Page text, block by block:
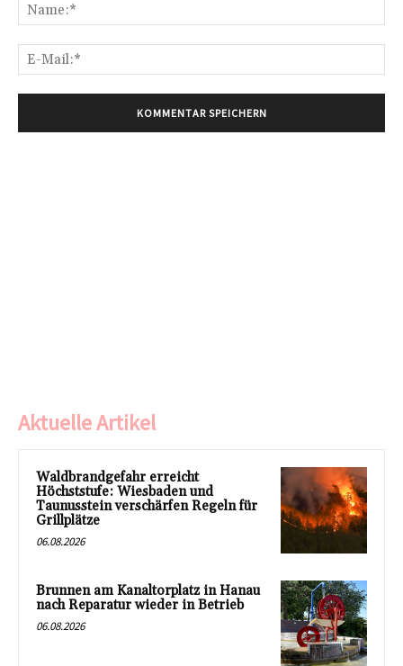
Aktuelle Artikel
Waldbrandgefahr erreicht
Höchststufe: Wiesbaden und
Taunusstein verschärfen Regeln für
Grillplätze
06.08.2026
Brunnen am Kanaltorplatz in Hanau
nach Reparatur wieder in Betrieb
06.08.2026